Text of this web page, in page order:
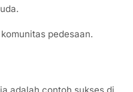
pedesaan.